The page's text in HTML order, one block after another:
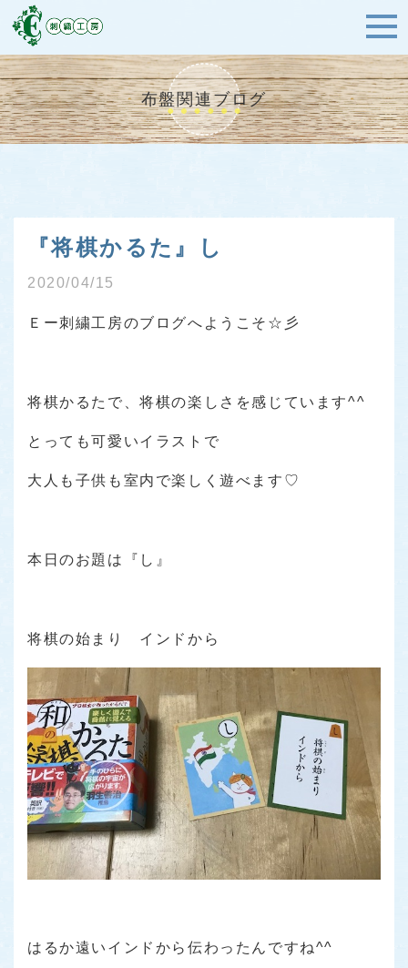
布盤関連ブログ
『将棋かるた』し
2020/04/15
Ｅー刺繍工房のブログへようこそ☆彡
将棋かるたで、将棋の楽しさを感じています^^
とっても可愛いイラストで
大人も子供も室内で楽しく遊べます♡
本日のお題は『し』
将棋の始まり インドから
はるか遠いインドから伝わったんですね^^